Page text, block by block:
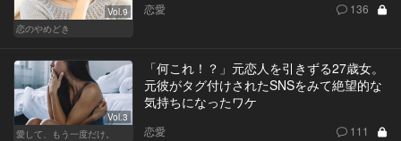
Vol.9
恋のやめどき
恋愛 136
Vol.3
愛して、もう一度だけ。
「何これ！？」元恋人を引きずる27歳女。
元彼がタグ付けされたSNSをみて絶望的な
気持ちになったワケ
恋愛 111